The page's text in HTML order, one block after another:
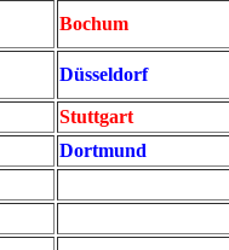
Bochum
Düsseldorf
Stuttgart
Dortmund